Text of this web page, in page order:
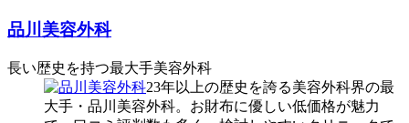
品川美容外科
長い歴史を持つ最大手美容外科
23年以上の歴史を誇る美容外科界の最
大手・品川美容外科。お財布に優しい低価格が魅力